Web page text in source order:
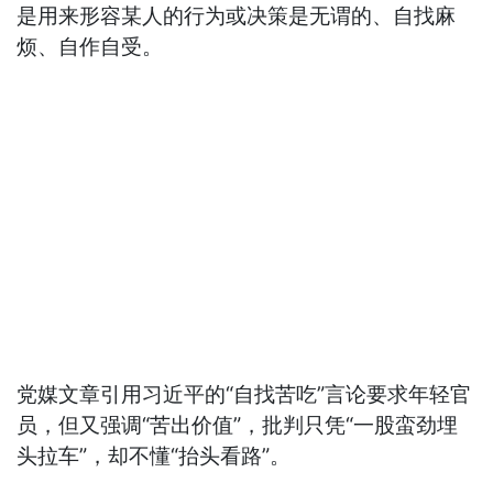
是用来形容某人的行为或决策是无谓的、自找麻
烦、自作自受。
党媒文章引用习近平的“自找苦吃”言论要求年轻官
员，但又强调“苦出价值”，批判只凭“一股蛮劲埋
头拉车”，却不懂“抬头看路”。